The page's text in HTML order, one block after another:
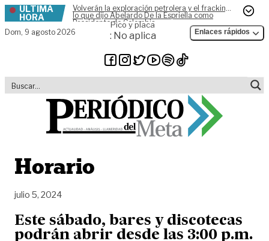
Skip to content
ÚLTIMA
HORA
Volverán la exploración petrolera y el fracking,
lo que dijo Abelardo De la Espriella como
Presidente de Colombia
Dom, 9 agosto 2026
Pico y placa
: No aplica Enlaces rápidos
Horario
julio 5, 2024
Este sábado, bares y discotecas
podrán abrir desde las 3:00 p.m.